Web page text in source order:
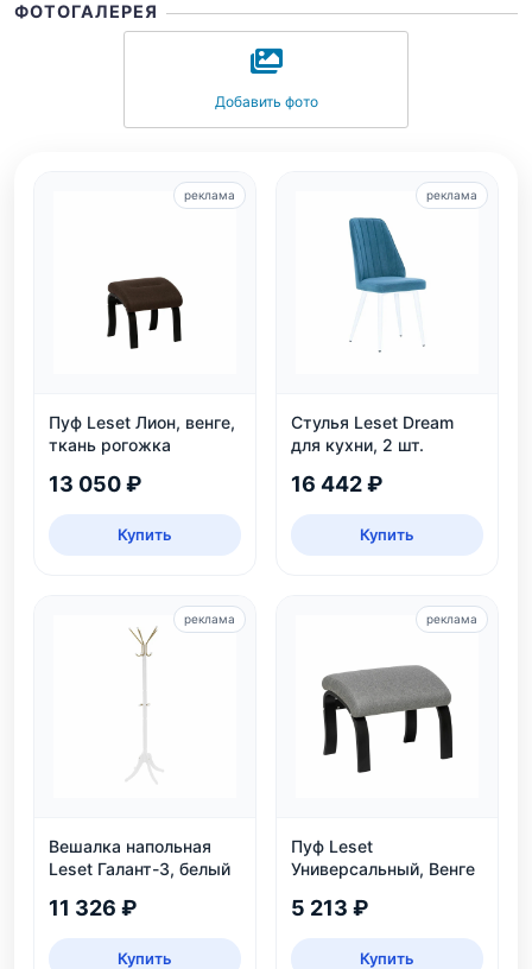
ФОТОГАЛЕРЕЯ
Добавить фото
Пуф Leset Лион, венге,
ткань рогожка
13 050 ₽
Купить
реклама
Стулья Leset Dream
для кухни, 2 шт.
16 442 ₽
Купить
реклама
Вешалка напольная
Leset Галант-3, белый
11 326 ₽
Купить
реклама
Пуф Leset
Универсальный, Венге
5 213 ₽
Купить
реклама